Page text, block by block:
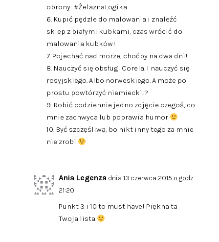
obrony.. #ŻelaznaLogika
6. Kupić pędzle do malowania i znaleźć
sklep z białymi kubkami, czas wrócić do
malowania kubków!
7. Pojechać nad morze, choćby na dwa dni!
8. Nauczyć się obsługi Corela. I nauczyć się
rosyjskiego. Albo norweskiego. A może po
prostu powtórzyć niemiecki..?
9. Robić codziennie jedno zdjęcie czegoś, co
mnie zachwyca lub poprawia humor
10. Być szczęśliwą, bo nikt inny tego za mnie
nie zrobi
Ania Legenza dnia 13 czerwca 2015 o godz.
21:20
Punkt 3 i 10 to must have! Piękna ta
Twoja lista